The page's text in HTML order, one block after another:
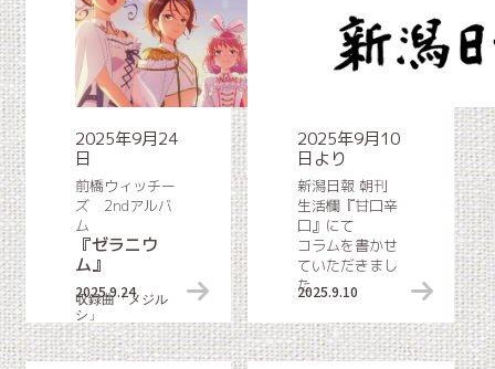
2025.9.24 リリース情報
2025年9月24
日
前橋ウィッチー
ズ 2ndアルバ
ム
『ゼラニウ
ム』
収録曲「メジル
シ」
2025.9.10
2025年9月10
日より
新潟日報 朝刊
生活欄『甘口辛
口』にて
コラムを書かせ
ていただきまし
た